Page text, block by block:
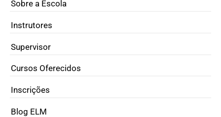
Sobre a Escola
Instrutores
Supervisor
Cursos Oferecidos
Inscrições
Blog ELM